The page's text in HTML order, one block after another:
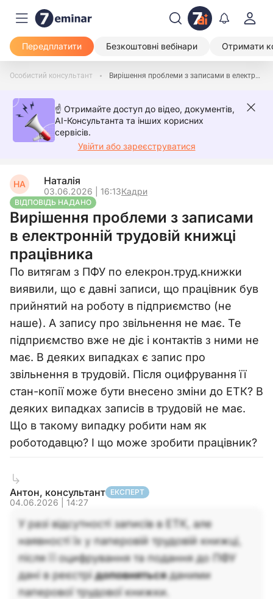
Передплатити Безкоштовні вебінари Отримати
Особистий консультант Вирішення проблеми з записами в електронній трудовій книжці працівника
☝️ Отримайте доступ до відео, документів,
AI-Консультанта та інших корисних
сервісів.
Увійти або зареєструватися
НА Наталія
03.06.2026 | 16:13Кадри
ВІДПОВІДЬ НАДАНО
Вирішення проблеми з записами
в електронній трудовій книжці
працівника
По витягам з ПФУ по елекрон.труд.книжки
виявили, що є давні записи, що працівник був
прийнятий на роботу в підприємство (не
наше). А запису про звільнення не має. Те
підприємство вже не діє і контактів з ними не
має. В деяких випадках є запис про
звільнення в трудовій. Після оцифрування її
стан-копії може бути внесено зміни до ЕТК? В
деяких випадках записів в трудовій не має.
Що в такому випадку робити нам як
роботодавцю? І що може зробити працівник?
Антон, консультант ЕКСПЕРТ
04.06.2026 | 14:27
У разі відсутності записів в ЕТК, але
наявності їх у паперовій трудовій книжці,
після її оцифрування та подання до ПФУ
дані в реєстрідоповнятьсяданими
паперової трудової книжки.